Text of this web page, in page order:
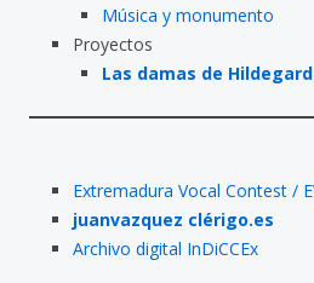
Música y monumento
Proyectos
Las damas de Hildegard
Extremadura Vocal Contest /
juanvazquez clérigo.es
Archivo digital InDiCCEx